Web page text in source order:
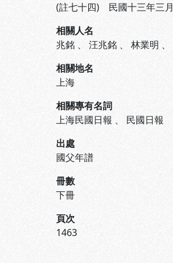
(註七十四) 民國十三年三
相關人名
兆銘 、 汪兆銘 、 林業明 、
相關地名
上海
相關專有名詞
上海民國日報 、 民國日報
出處
國父年譜
冊數
下冊
頁次
1463